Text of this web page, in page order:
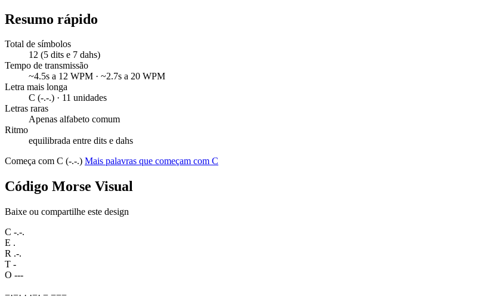
Resumo rápido
Total de símbolos
12 (5 dits e 7 dahs)
Tempo de transmissão
~4.5s a 12 WPM · ~2.7s a 20 WPM
Letra mais longa
C (-.-.) · 11 unidades
Letras raras
Apenas alfabeto comum
Ritmo
equilibrada entre dits e dahs
Começa com C (-.-.) Mais palavras que começam com C
Código Morse Visual
Baixe ou compartilhe este design
C -.-.
E .
R .-.
T -
O ---
−·−· · ·−· − −−−